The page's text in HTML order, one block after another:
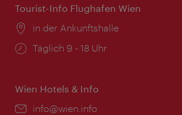
Tourist-Info Flughafen Wien
Ort:
in der Ankunftshalle
Öffnungszeiten:
Täglich 9 - 18 Uhr
Wien Hotels & Info
Email:
info@wien.info